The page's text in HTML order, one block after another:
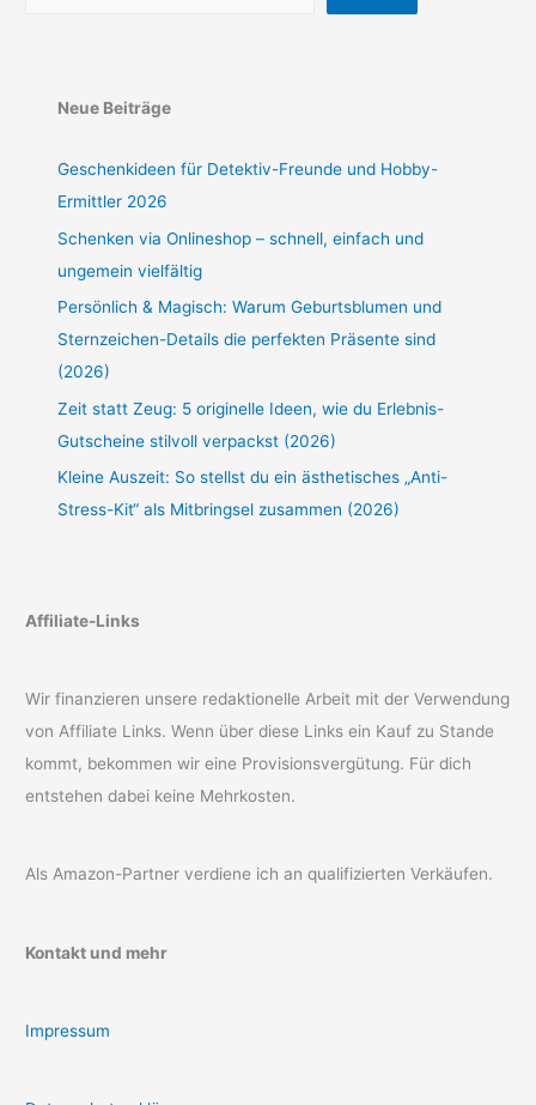
Neue Beiträge
Geschenkideen für Detektiv-Freunde und Hobby-
Ermittler 2026
Schenken via Onlineshop – schnell, einfach und
ungemein vielfältig
Persönlich & Magisch: Warum Geburtsblumen und
Sternzeichen-Details die perfekten Präsente sind
(2026)
Zeit statt Zeug: 5 originelle Ideen, wie du Erlebnis-
Gutscheine stilvoll verpackst (2026)
Kleine Auszeit: So stellst du ein ästhetisches „Anti-
Stress-Kit“ als Mitbringsel zusammen (2026)
Affiliate-Links
Wir finanzieren unsere redaktionelle Arbeit mit der Verwendung
von Affiliate Links. Wenn über diese Links ein Kauf zu Stande
kommt, bekommen wir eine Provisionsvergütung. Für dich
entstehen dabei keine Mehrkosten.
Als Amazon-Partner verdiene ich an qualifizierten Verkäufen.
Kontakt und mehr
Impressum